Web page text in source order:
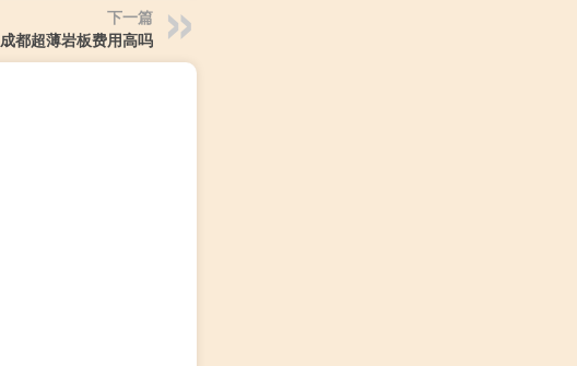
下一篇
成都超薄岩板费用高吗